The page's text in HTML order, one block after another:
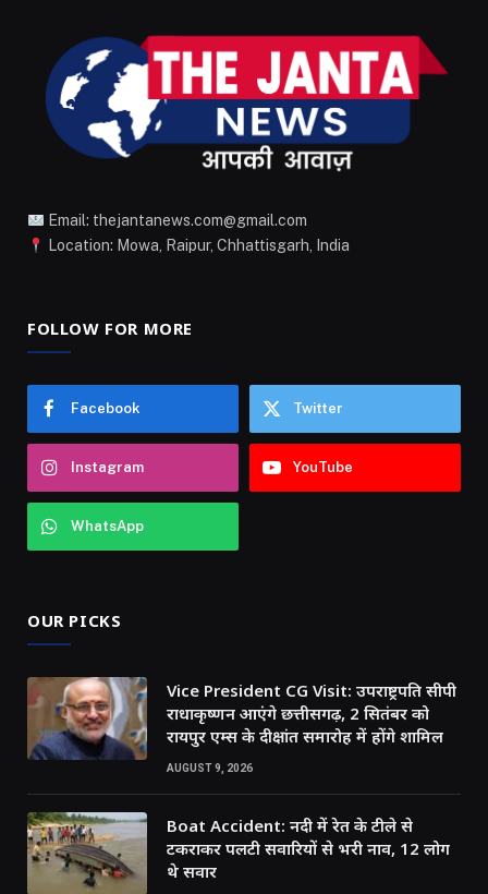
Email: thejantanews.com@gmail.com
Location: Mowa, Raipur, Chhattisgarh, India
FOLLOW FOR MORE
Facebook Twitter
Instagram YouTube
WhatsApp
OUR PICKS
Vice President CG Visit: उपराष्ट्रपति सीपी
राधाकृष्णन आएंगे छत्तीसगढ़, 2 सितंबर को
रायपुर एम्स के दीक्षांत समारोह में होंगे शामिल
AUGUST 9, 2026
Boat Accident: नदी में रेत के टीले से
टकराकर पलटी सवारियों से भरी नाव, 12 लोग
थे सवार